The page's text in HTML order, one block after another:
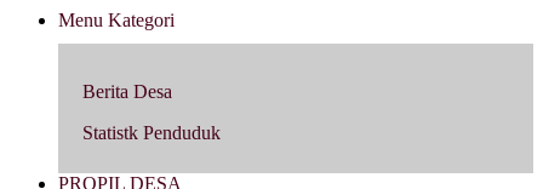
Menu Kategori
Berita Desa
Statistk Penduduk
PROPIL DESA